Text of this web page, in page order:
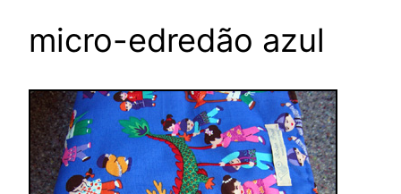
micro-edredão azul